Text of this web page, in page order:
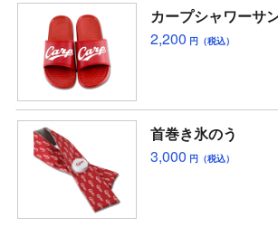
カープシャワーサ
2,200 円（税込）
首巻き氷のう
3,000 円（税込）